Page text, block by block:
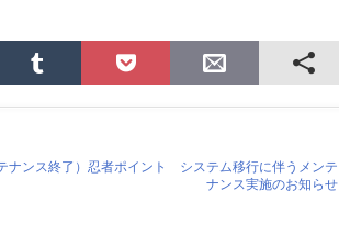
テナンス終了）忍者ポイント システム移行に伴うメンテ
ナンス実施のお知らせ